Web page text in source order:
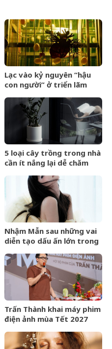
Lạc vào kỷ nguyên “hậu
con người” ở triển lãm
Chit Chítt
5 loại cây trồng trong nhà
cần ít nắng lại dễ chăm
Nhậm Mẫn sau những vai
diễn tạo dấu ấn lớn trong
Trấn Thành khai máy phim
điện ảnh mùa Tết 2027